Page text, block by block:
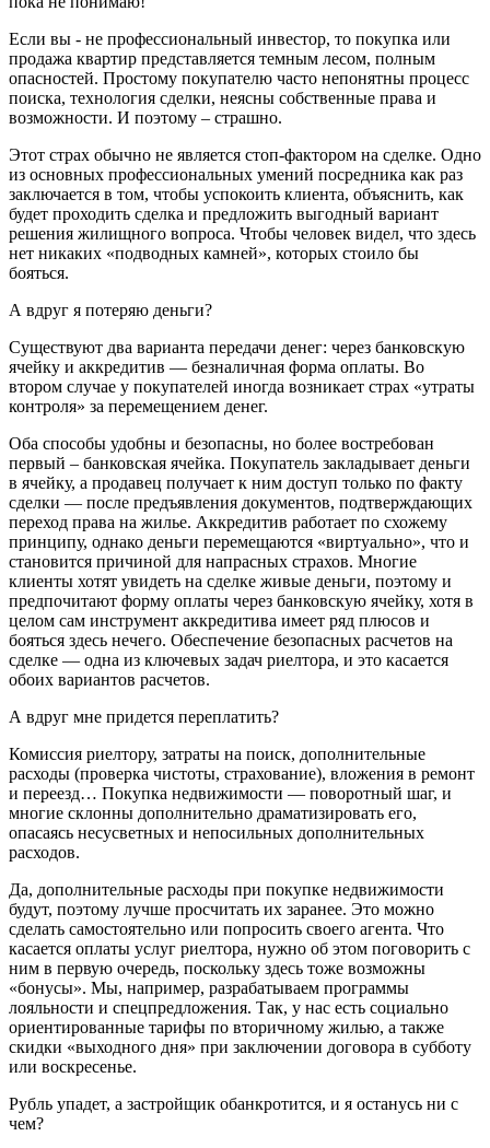
Если вы - не профессиональный инвестор, то покупка или
продажа квартир представляется темным лесом, полным
опасностей. Простому покупателю часто непонятны процесс
поиска, технология сделки, неясны собственные права и
возможности. И поэтому – страшно.
Этот страх обычно не является стоп-фактором на сделке. Одно
из основных профессиональных умений посредника как раз
заключается в том, чтобы успокоить клиента, объяснить, как
будет проходить сделка и предложить выгодный вариант
решения жилищного вопроса. Чтобы человек видел, что здесь
нет никаких «подводных камней», которых стоило бы
бояться.
А вдруг я потеряю деньги?
Существуют два варианта передачи денег: через банковскую
ячейку и аккредитив — безналичная форма оплаты. Во
втором случае у покупателей иногда возникает страх «утраты
контроля» за перемещением денег.
Оба способы удобны и безопасны, но более востребован
первый – банковская ячейка. Покупатель закладывает деньги
в ячейку, а продавец получает к ним доступ только по факту
сделки — после предъявления документов, подтверждающих
переход права на жилье. Аккредитив работает по схожему
принципу, однако деньги перемещаются «виртуально», что и
становится причиной для напрасных страхов. Многие
клиенты хотят увидеть на сделке живые деньги, поэтому и
предпочитают форму оплаты через банковскую ячейку, хотя в
целом сам инструмент аккредитива имеет ряд плюсов и
бояться здесь нечего. Обеспечение безопасных расчетов на
сделке — одна из ключевых задач риелтора, и это касается
обоих вариантов расчетов.
А вдруг мне придется переплатить?
Комиссия риелтору, затраты на поиск, дополнительные
расходы (проверка чистоты, страхование), вложения в ремонт
и переезд… Покупка недвижимости — поворотный шаг, и
многие склонны дополнительно драматизировать его,
опасаясь несусветных и непосильных дополнительных
расходов.
Да, дополнительные расходы при покупке недвижимости
будут, поэтому лучше просчитать их заранее. Это можно
сделать самостоятельно или попросить своего агента. Что
касается оплаты услуг риелтора, нужно об этом поговорить с
ним в первую очередь, поскольку здесь тоже возможны
«бонусы». Мы, например, разрабатываем программы
лояльности и спецпредложения. Так, у нас есть социально
ориентированные тарифы по вторичному жилью, а также
скидки «выходного дня» при заключении договора в субботу
или воскресенье.
Рубль упадет, а застройщик обанкротится, и я останусь ни с
чем?